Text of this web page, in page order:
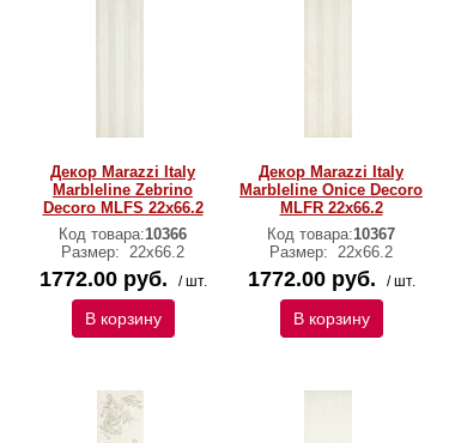
Декор Marazzi Italy
Marbleline Zebrino
Decoro MLFS 22х66.2
Код товара:10366
Размер: 22х66.2
1772.00 руб. / шт.
В корзину
Декор Marazzi Italy
Marbleline Onice Decoro
MLFR 22х66.2
Код товара:10367
Размер: 22х66.2
1772.00 руб. / шт.
В корзину